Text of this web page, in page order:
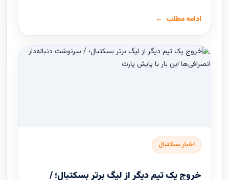
ادامه مطلب
اخبار بسکتبال
خروج یک تیم دیگر از لیگ برتر بسکتبال؛ /